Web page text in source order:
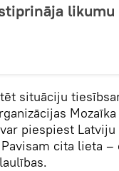
situāciju
piespiest
cita lieta